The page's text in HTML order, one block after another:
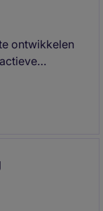
ontwikkelen
je
klant.
binnen